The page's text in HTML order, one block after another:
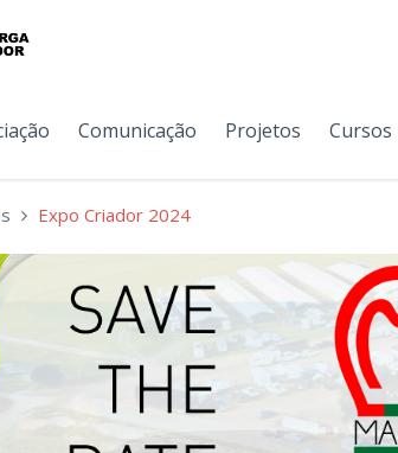
Comunicação Projetos Cursos
Expo Criador 2024